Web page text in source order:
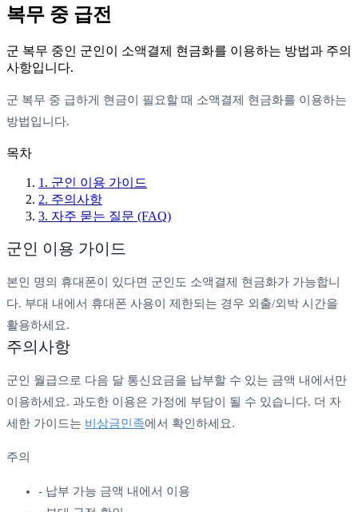
복무 중 급전
군 복무 중인 군인이 소액결제 현금화를 이용하는 방법과 주의
사항입니다.
군 복무 중 급하게 현금이 필요할 때 소액결제 현금화를 이용하는
방법입니다.
목차
1 . 군인 이용 가이드
2. 주의사항
3. 자주 묻는 질문 (FAQ)
군인 이용 가이드
본인 명의 휴대폰이 있다면 군인도 소액결제 현금화가 가능합니
다. 부대 내에서 휴대폰 사용이 제한되는 경우 외출/외박 시간을
활용하세요.
주의사항
군인 월급으로 다음 달 통신요금을 납부할 수 있는 금액 내에서만
이용하세요. 과도한 이용은 가정에 부담이 될 수 있습니다. 더 자
세한 가이드는 비상금민족에서 확인하세요.
주의
- 납부 가능 금액 내에서 이용